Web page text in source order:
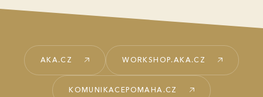
AKA.CZ WORKSHOP.AKA.CZ
KOMUNIKACEPOMAHA.CZ